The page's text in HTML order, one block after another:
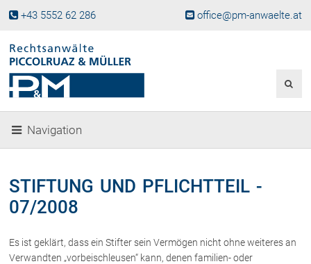
+43 5552 62 286 office@pm-anwaelte.at
Fachgebiete
Gesellschaftsgründung &
Beteiligungen
Immobilienrecht, Bauträgerrecht
Ferienimmobilien in Vorarlberg
Familienrecht und Scheidungen
Navigation
STIFTUNG UND PFLICHTTEIL -
07/2008
Es ist geklärt, dass ein Stifter sein Vermögen nicht ohne weiteres an
Verwandten „vorbeischleusen“ kann, denen familien- oder